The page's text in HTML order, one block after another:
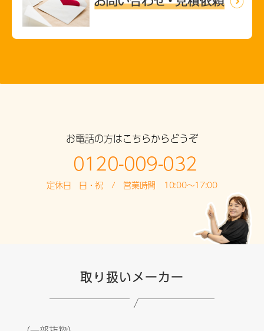
お電話の方はこちらからどうぞ
0120-009-032
定休日 日・祝 / 営業時間 10:00～17:00
取り扱いメーカー